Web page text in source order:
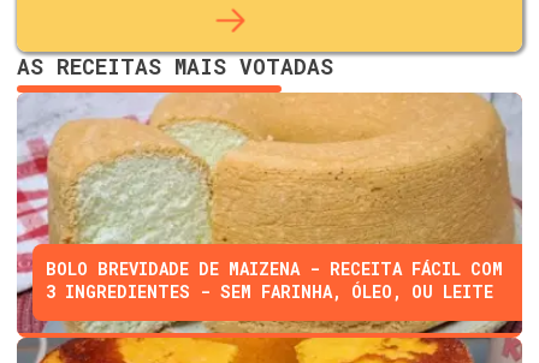
AS RECEITAS MAIS VOTADAS
BOLO BREVIDADE DE MAIZENA - RECEITA FÁCIL COM
3 INGREDIENTES - SEM FARINHA, ÓLEO, OU LEITE